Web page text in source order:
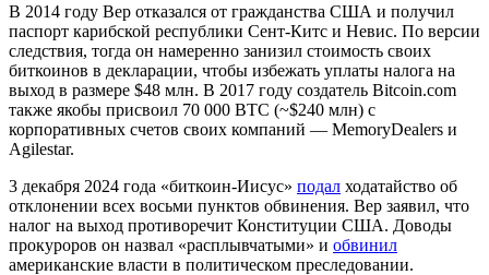
В 2014 году Вер отказался от гражданства США и получил
паспорт карибской республики Сент-Китс и Невис. По версии
следствия, тогда он намеренно занизил стоимость своих
биткоинов в декларации, чтобы избежать уплаты налога на
выход в размере $48 млн. В 2017 году создатель Bitcoin.com
также якобы присвоил 70 000 BTC (~$240 млн) с
корпоративных счетов своих компаний — MemoryDealers и
Agilestar.
3 декабря 2024 года «биткоин-Иисус» подал ходатайство об
отклонении всех восьми пунктов обвинения. Вер заявил, что
налог на выход противоречит Конституции США. Доводы
прокуроров он назвал «расплывчатыми» и обвинил
американские власти в политическом преследовании.